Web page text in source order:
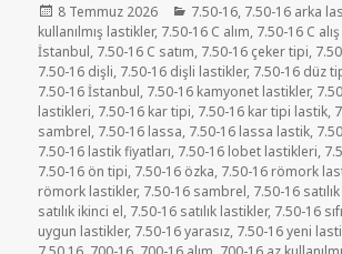
Yayın
tarihi
8 Temmuz 2026 Kategoriler
7.50-16, 7.50-16 arka
kullanılmış lastikler, 7.50-16 C alım, 7.50-16 C
İstanbul, 7.50-16 C satım, 7.50-16 çeker tipi,
7.50-16 dişli, 7.50-16 dişli lastikler, 7.50-16 düz
7.50-16 İstanbul, 7.50-16 kamyonet lastikler,
lastikleri, 7.50-16 kar tipi, 7.50-16 kar tipi lastik,
sambrel, 7.50-16 lassa, 7.50-16 lassa lastik,
7.50-16 lastik fiyatları, 7.50-16 lobet lastikleri,
7.50-16 ön tipi, 7.50-16 özka, 7.50-16 römork
römork lastikler, 7.50-16 sambrel, 7.50-16
satılık ikinci el, 7.50-16 satılık lastikler, 7.50-16
uygun lastikler, 7.50-16 yarasız, 7.50-16 yeni